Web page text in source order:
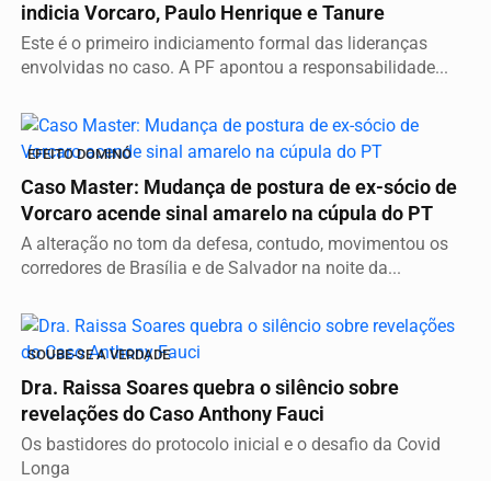
indicia Vorcaro, Paulo Henrique e Tanure
Este é o primeiro indiciamento formal das lideranças
envolvidas no caso. A PF apontou a responsabilidade...
EFEITO DOMINÓ
Caso Master: Mudança de postura de ex-sócio de
Vorcaro acende sinal amarelo na cúpula do PT
A alteração no tom da defesa, contudo, movimentou os
corredores de Brasília e de Salvador na noite da...
SOUBE-SE A VERDADE
Dra. Raissa Soares quebra o silêncio sobre
revelações do Caso Anthony Fauci
Os bastidores do protocolo inicial e o desafio da Covid
Longa